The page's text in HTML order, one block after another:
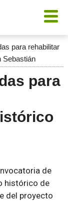
para rehabilitar
Sebastián
para
de
histórico de
del proyecto